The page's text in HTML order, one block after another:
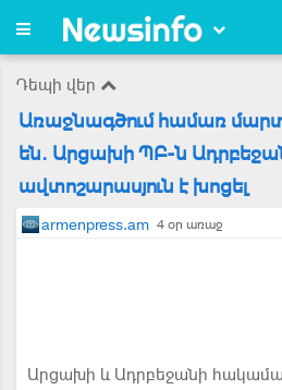
Դեպի վեր
Առաջնագծում համառ
են. Արցախի ՊԲ-ն
ավտոշարասյուն է խոցել
armenpress.am 4 օր առաջ
Արցախի և Ադրբեջանի